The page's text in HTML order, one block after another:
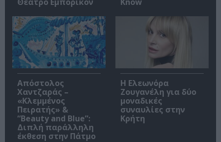
Απόστολος
Χαντζαράς –
«Κλεμμένος
Πειρατής» &
“Beauty and Blue”:
Διπλή παράλληλη
έκθεση στην Πάτμο
Η Ελεωνόρα
Ζουγανέλη για δύο
μοναδικές
συναυλίες στην
Κρήτη